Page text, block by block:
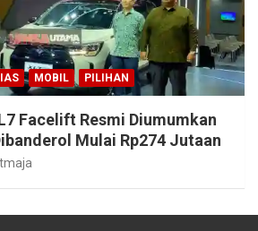
MOBIL PILIHAN
Facelift Resmi Diumumkan
Mulai Rp274 Jutaan